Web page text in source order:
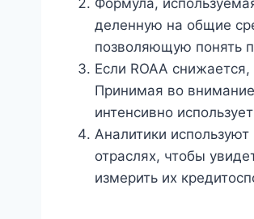
деленную на общие
позволяющую понять
Если ROAA
Принимая во
интенсивно
Аналитики
отраслях, чтобы
измерить их